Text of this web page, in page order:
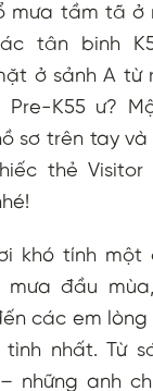
mưa tầm tã ở
tân binh
ở sảnh A từ
Pre-K55 ư?
sơ trên tay
thẻ Visitor
khó tính một
đầu
các em lòng
nhất. Từ
những anh